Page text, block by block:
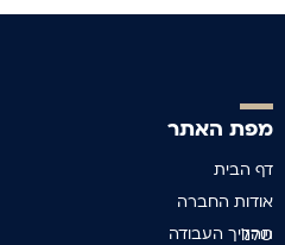
מפת האתר
דף הבית
אודות החברה
תהליך העבודה שלנו